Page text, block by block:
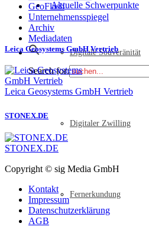
Aktuelle Schwerpunkte
Digitale Souveränität
Digitaler Zwilling
Fernerkundung
GeoFlash
Unternehmensspiegel
Archiv
Mediadaten
Search for:
Leica Geosystems GmbH Vertrieb
Leica Geosystems GmbH Vertrieb
STONEX.DE
STONEX.DE
Copyright © sig Media GmbH
Kontakt
Impressum
Datenschutzerklärung
AGB